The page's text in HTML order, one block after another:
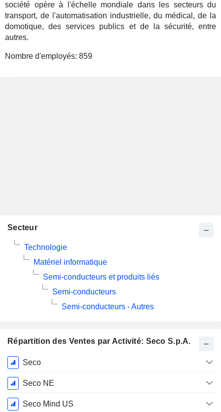
société opère à l'échelle mondiale dans les secteurs du
transport, de l'automatisation industrielle, du médical, de la
domotique, des services publics et de la sécurité, entre
autres.
Nombre d'employés: 859
Répartition des Ventes par Activité: Seco S.p.A.
Période
Fiscale:
Décembre
Seco
Seco NE
Seco Mind US
Secteur
Technologie
Matériel informatique
Semi-conducteurs et produits liés
Semi-conducteurs
Semi-conducteurs - Autres